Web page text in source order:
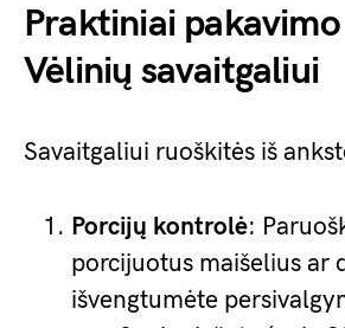
Praktiniai
Vėlinių savaitgaliui
Savaitgaliui ruoškitės iš
Porcijų kontrolė:
porcijuotus maišelius ar
išvengtumėte